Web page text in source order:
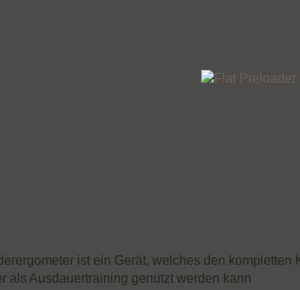
ist ein Gerät, welches den kompletten
als Ausdauertraining genutzt werden kann